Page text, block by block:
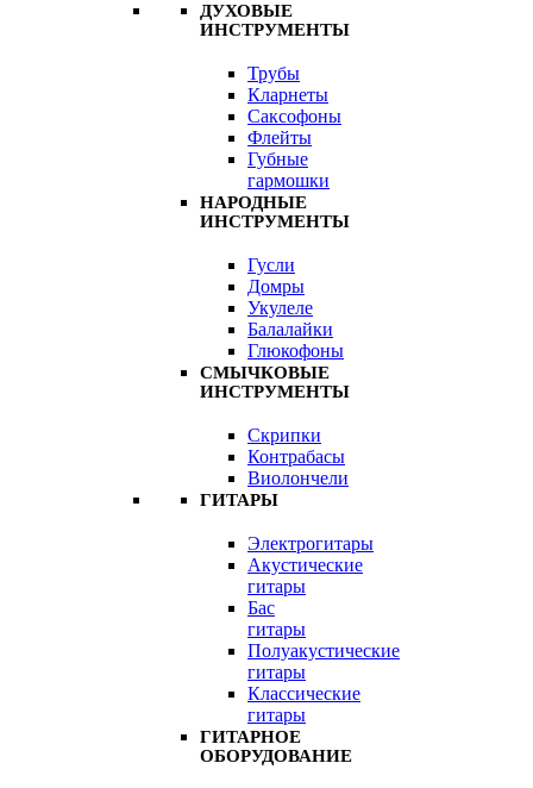
ДУХОВЫЕ
ИНСТРУМЕНТЫ
Трубы
Кларнеты
Саксофоны
Флейты
Губные
гармошки
НАРОДНЫЕ
ИНСТРУМЕНТЫ
Гусли
Домры
Укулеле
Балалайки
Глюкофоны
СМЫЧКОВЫЕ
ИНСТРУМЕНТЫ
Скрипки
Контрабасы
Виолончели
ГИТАРЫ
Электрогитары
Акустические
гитары
Бас
гитары
Полуакустические
гитары
Классические
гитары
ГИТАРНОЕ
ОБОРУДОВАНИЕ